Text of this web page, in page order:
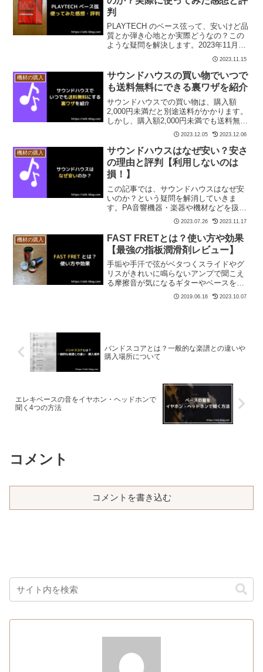
判
PLAYTECH のベース弦って、安いけど品
質とか弾き心地とか実際どうなの？この
ような疑問を解決します。2023年11月現
在、サウンドハウスで680円と破壊的な安
さ。安さゆえ品質が気になる、買って後
悔しないか心配、という人も多いと思い
ます。...
2023.11.15
機材の購入
サウンドハウスの買い物でいつで
も送料無料にできる裏ワザを紹介
サウンドハウスでの買い物は、購入額
2,000円未満だと別途送料がかかります。
しかし、購入額2,000円未満でも送料無料
にできる裏ワザがありました。消費者と
しては、いつでもお得に買い物したいで
すよね。ブラックな方法ではなく、公式
も認めている方...
2023.12.05 2023.12.06
機材の購入
サウンドハウスはなぜ安い？安さ
の理由と評判【利用しないのは
損！】
この記事では、サウンドハウスはなぜ安
いのか？という疑問を解消していきま
す。PA音響機器・楽器や機材などを扱う
大手通販会社のサウンドハウス。その特
徴は、とにかく安いこと。安く購入でき
るのはありがたいことですが、安いなり
の理由があるのでは？と、...
2023.07.26 2023.11.17
機材の購入
FAST FRETとは？使い方や効果
【最強の指板潤滑剤レビュー】
手垢や手汗で弦がベタつくスライドやグ
リスがきれいに鳴らないアンプで聞こえ
る摩擦音が気になるギターやベースを弾
いていると、このような悩みが出てくる
と思います。これらはすべて、弦の摩擦
2019.06.16 2023.10.07
バンドスコアとは？一般的な楽譜との違いや
購入場所について
エレキベースの音をイヤホン・ヘッドホンで
聞く4つの方法
コメント
コメントを書き込む